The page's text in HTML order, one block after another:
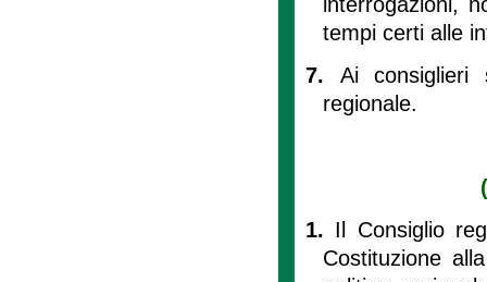
tempi certi alle
7. Ai consiglieri
regionale.
1. Il Consiglio
Costituzione